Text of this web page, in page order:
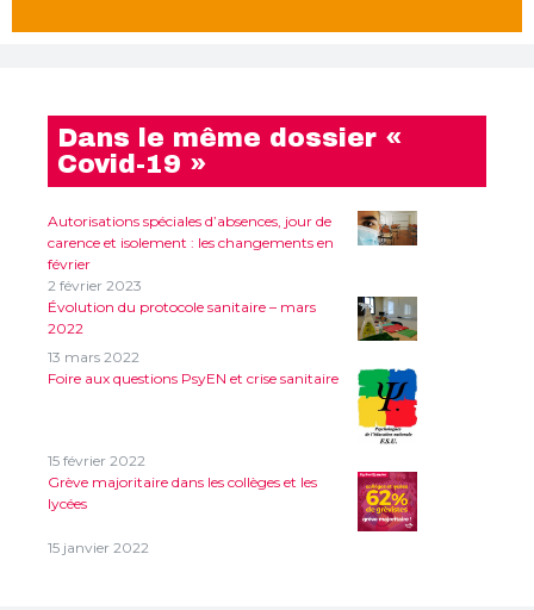
Dans le même dossier «
Covid-19 »
Autorisations spéciales d’absences, jour de
carence et isolement : les changements en
février
2 février 2023
Évolution du protocole sanitaire – mars
2022
13 mars 2022
Foire aux questions PsyEN et crise sanitaire
15 février 2022
Grève majoritaire dans les collèges et les
lycées
15 janvier 2022